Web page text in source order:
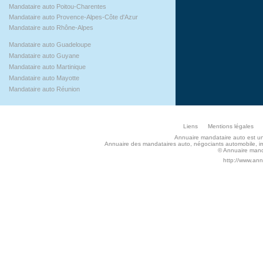
Mandataire auto Poitou-Charentes
Mandataire auto Provence-Alpes-Côte d'Azur
Mandataire auto Rhône-Alpes
Mandataire auto Guadeloupe
Mandataire auto Guyane
Mandataire auto Martinique
Mandataire auto Mayotte
Mandataire auto Réunion
Liens
Mentions légales
Annuaire mandataire auto est
Annuaire des mandataires auto, négociants automobile,
© Annuaire
http://